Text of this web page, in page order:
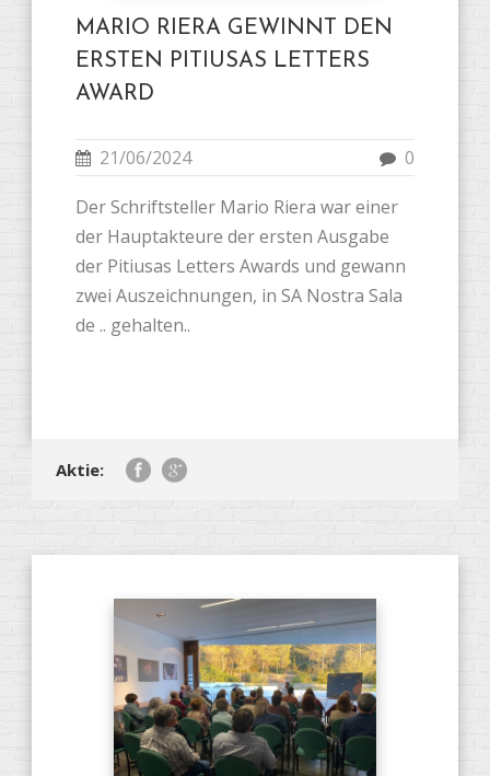
MARIO RIERA GEWINNT DEN
ERSTEN PITIUSAS LETTERS
AWARD
21/06/2024 0
Der Schriftsteller Mario Riera war einer
der Hauptakteure der ersten Ausgabe
der Pitiusas Letters Awards und gewann
zwei Auszeichnungen, in SA Nostra Sala
de .. gehalten..
Aktie: